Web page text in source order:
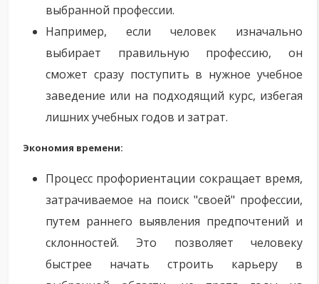
выбранной профессии.
Например, если человек изначально
выбирает правильную профессию, он
сможет сразу поступить в нужное учебное
заведение или на подходящий курс, избегая
лишних учебных годов и затрат.
Экономия времени:
Процесс профориентации сокращает время,
затрачиваемое на поиск "своей" профессии,
путем раннего выявления предпочтений и
склонностей. Это позволяет человеку
быстрее начать строить карьеру в